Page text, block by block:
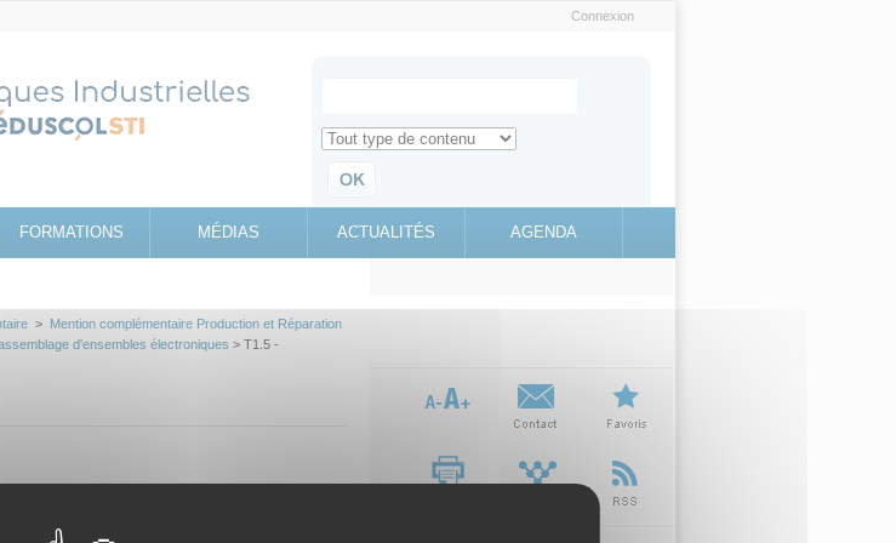
Connexion
Search for
Retrouvez toute l'information sur le site education.gouv.fr
FORMATIONS MÉDIAS ACTUALITÉS AGENDA
> Mention complémentaire Production et Réparation
d'ensembles électroniques > T1.5 -